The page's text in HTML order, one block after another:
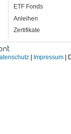
ETF Fonds
Anleihen
Zertifikate
| Impressum |